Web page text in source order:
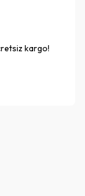
kargo!